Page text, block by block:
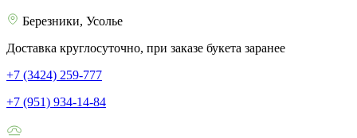
Березники, Усолье
Доставка круглосуточно, при заказе букета заранее
+7 (3424) 259-777
+7 (951) 934-14-84